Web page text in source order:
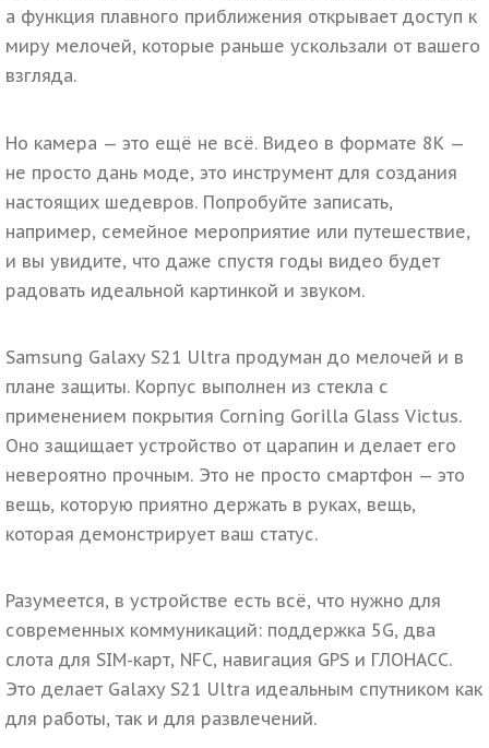
а функция плавного приближения открывает доступ к
миру мелочей, которые раньше ускользали от вашего
взгляда.
Но камера — это ещё не всё. Видео в формате 8K —
не просто дань моде, это инструмент для создания
настоящих шедевров. Попробуйте записать,
например, семейное мероприятие или путешествие,
и вы увидите, что даже спустя годы видео будет
радовать идеальной картинкой и звуком.
Samsung Galaxy S21 Ultra продуман до мелочей и в
плане защиты. Корпус выполнен из стекла с
применением покрытия Corning Gorilla Glass Victus.
Оно защищает устройство от царапин и делает его
невероятно прочным. Это не просто смартфон — это
вещь, которую приятно держать в руках, вещь,
которая демонстрирует ваш статус.
Разумеется, в устройстве есть всё, что нужно для
современных коммуникаций: поддержка 5G, два
слота для SIM-карт, NFC, навигация GPS и ГЛОНАСС.
Это делает Galaxy S21 Ultra идеальным спутником как
для работы, так и для развлечений.